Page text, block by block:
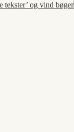
tekster’ og vind bøger